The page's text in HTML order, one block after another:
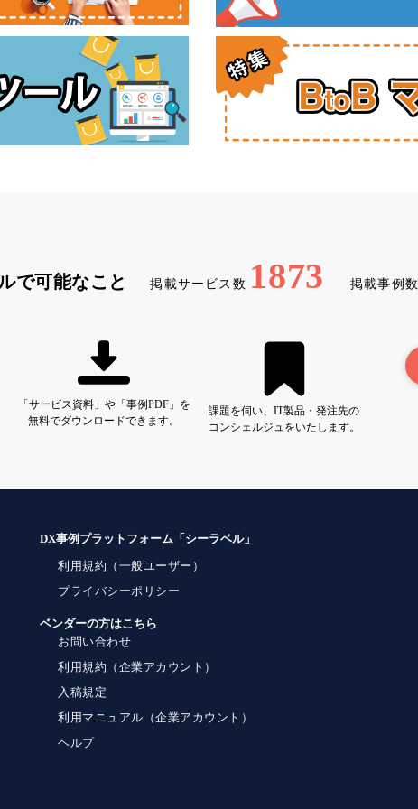
で可能なこと 掲載サービス数 1873 掲載事例数
「サービス資料」や「事例PDF」を
無料でダウンロードできます。
課題を伺い、IT製品・発注先の
コンシェルジュをいたします。
DX事例プラットフォーム「シーラベル」
利用規約（一般ユーザー）
プライバシーポリシー
ベンダーの方はこちら
お問い合わせ
利用規約（企業アカウント）
入稿規定
利用マニュアル（企業アカウント）
ヘルプ